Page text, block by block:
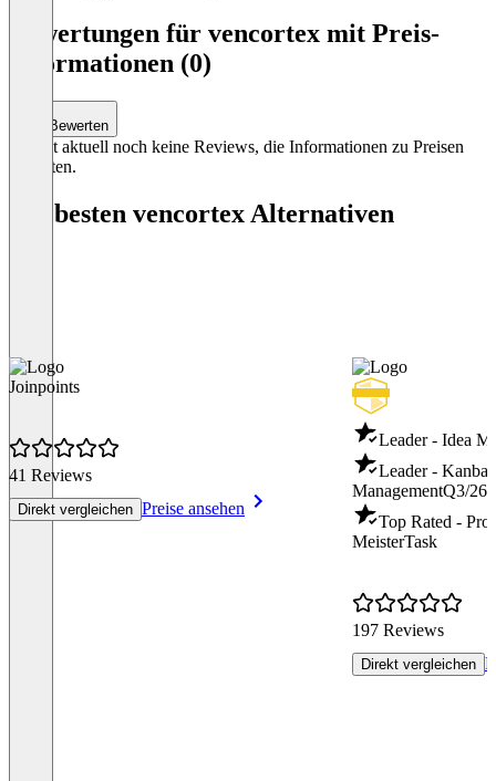
Bewertungen für vencortex mit Preis-
Informationen (0)
Bewerten
Es gibt aktuell noch keine Reviews, die Informationen zu Preisen
enthalten.
Die besten vencortex Alternativen
Joinpoints
41 Reviews
Direkt vergleichen Preise ansehen
Leader - Idea
Leader -
ManagementQ3/26
Top Rated -
MeisterTask
197 Reviews
Direkt vergleichen